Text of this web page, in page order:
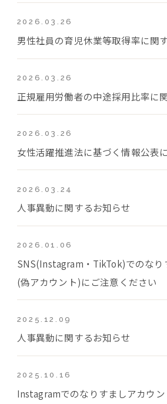
2026.03.26
男性社員の育児休業等取得率に関
2026.03.26
正規雇用労働者の中途採用比率に
2026.03.26
女性活躍推進法に基づく情報公表
2026.03.24
人事異動に関するお知らせ
2026.01.06
SNS(Instagram・TikTok)でのなり
(偽アカウント)にご注意ください
2025.12.09
人事異動に関するお知らせ
2025.10.16
Instagramでのなりすましアカウ